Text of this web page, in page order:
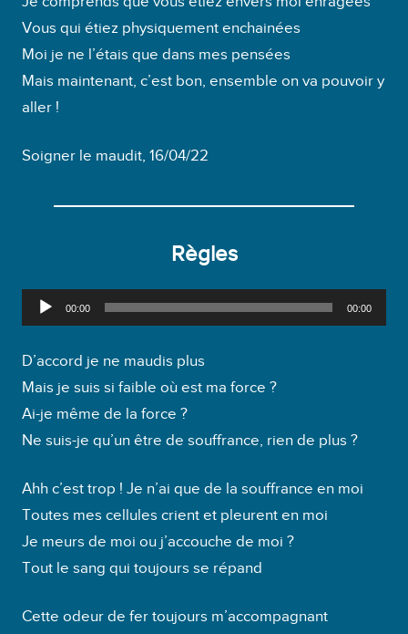
Vous qui étiez physiquement enchainées
Moi je ne l’étais que dans mes pensées
Mais maintenant, c’est bon, ensemble on va pouvoir y
aller !
Soigner le maudit, 16/04/22
Règles
e
c
t
e
u
a
u
d
i
00:00 00:00
D’accord je ne maudis plus
Mais je suis si faible où est ma force ?
Ai-je même de la force ?
Ne suis-je qu’un être de souffrance, rien de plus ?
Ahh c’est trop ! Je n’ai que de la souffrance en moi
Toutes mes cellules crient et pleurent en moi
Je meurs de moi ou j’accouche de moi ?
Tout le sang qui toujours se répand
Cette odeur de fer toujours m’accompagnant